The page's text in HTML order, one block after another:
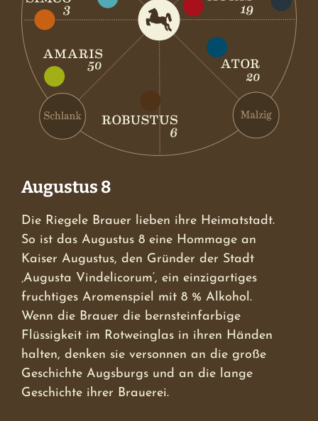
Augustus 8
Die Riegele Brauer lieben ihre Heimatstadt.
So ist das Augustus 8 eine Hommage an
Kaiser Augustus, den Gründer der Stadt
‚Augusta Vindelicorum‘, ein einzigartiges
fruchtiges Aromenspiel mit 8 % Alkohol.
Wenn die Brauer die bernsteinfarbige
Flüssigkeit im Rotweinglas in ihren Händen
halten, denken sie versonnen an die große
Geschichte Augsburgs und an die lange
Geschichte ihrer Brauerei.